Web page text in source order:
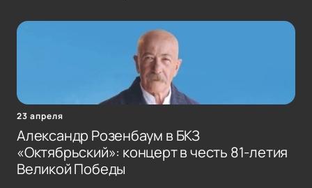
23 апреля
Александр Розенбаум в БКЗ
«Октябрьский»: концерт в честь 81-летия
Великой Победы